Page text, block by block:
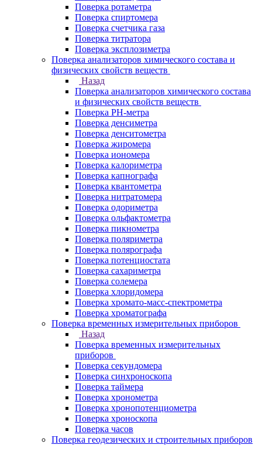
Поверка ротаметра
Поверка спиртомера
Поверка счетчика газа
Поверка титратора
Поверка эксплозиметра
Поверка анализаторов химического состава и
физических свойств веществ
Назад
Поверка анализаторов химического состава
и физических свойств веществ
Поверка PH-метра
Поверка денсиметра
Поверка денситометра
Поверка жиромера
Поверка иономера
Поверка калориметра
Поверка капнографа
Поверка квантометра
Поверка нитратомера
Поверка одориметра
Поверка ольфактометра
Поверка пикнометра
Поверка поляриметра
Поверка полярографа
Поверка потенциостата
Поверка сахариметра
Поверка солемера
Поверка хлоридомера
Поверка хромато-масс-спектрометра
Поверка хроматографа
Поверка временных измерительных приборов
Назад
Поверка временных измерительных
приборов
Поверка секундомера
Поверка синхроноскопа
Поверка таймера
Поверка хронометра
Поверка хронопотенциометра
Поверка хроноскопа
Поверка часов
Поверка геодезических и строительных приборов